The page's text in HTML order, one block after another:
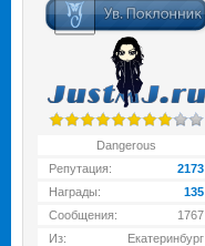
Dangerous
Репутация:
2173
Награды:
135
Сообщения:
1767
Из:
Екатеринбург